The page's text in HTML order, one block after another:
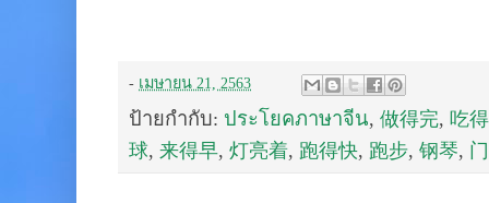
- เมษายน 21, 2563
ป้ายกำกับ: ประโยคภาษาจีน, 做得完, 吃
球, 来得早, 灯亮着, 跑得快, 跑步, 钢琴,